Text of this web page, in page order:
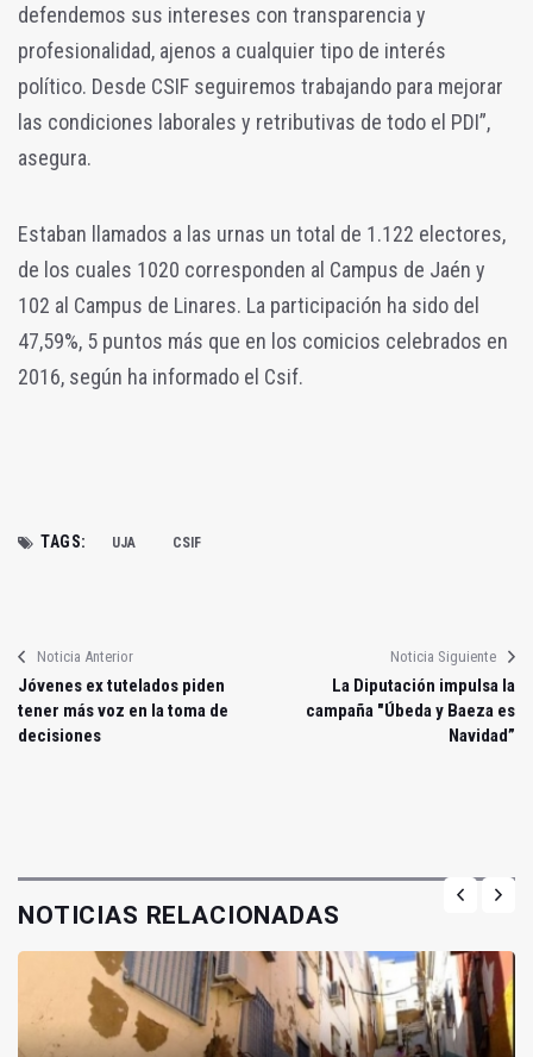
defendemos sus intereses con transparencia y
profesionalidad, ajenos a cualquier tipo de interés
político. Desde CSIF seguiremos trabajando para mejorar
las condiciones laborales y retributivas de todo el PDI”,
asegura.
Estaban llamados a las urnas un total de 1.122 electores,
de los cuales 1020 corresponden al Campus de Jaén y
102 al Campus de Linares. La participación ha sido del
47,59%, 5 puntos más que en los comicios celebrados en
2016, según ha informado el Csif.
TAGS: UJA CSIF
Noticia Anterior
Jóvenes ex tutelados piden
tener más voz en la toma de
decisiones
Noticia Siguiente
La Diputación impulsa la
campaña "Úbeda y Baeza es
Navidad”
NOTICIAS RELACIONADAS